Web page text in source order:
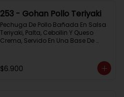
253 - Gohan Pollo Teriyaki
Pechuga De Pollo Bañada En Salsa
Teriyaki, Palta, Cebollin Y Queso
Crema, Servido En Una Base De
$6.900